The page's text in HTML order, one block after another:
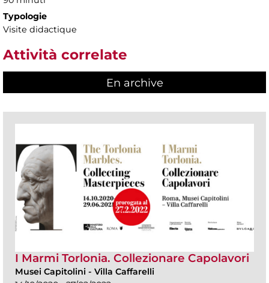
Typologie
Visite didactique
Attività correlate
En archive
I Marmi Torlonia. Collezionare Capolavori
Musei Capitolini - Villa Caffarelli